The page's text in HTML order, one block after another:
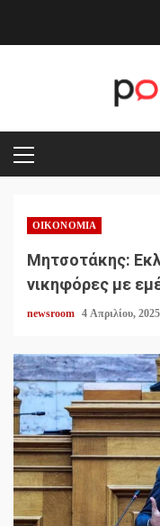
PRIMARY
MENU
ΟΙΚΟΝΟΜΊΑ
Μητσοτάκης:
νικηφόρες με
newsroom 4 Απριλίου,